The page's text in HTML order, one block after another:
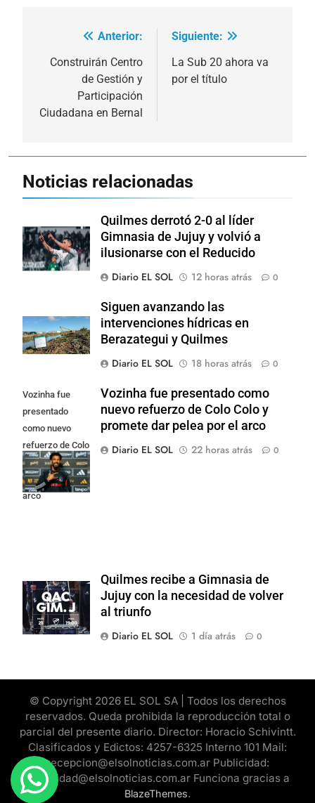
Navegación
de
entradas
Anterior:
Construirán Centro
de Gestión y
Participación
Ciudadana en Bernal
Siguiente:
La Sub 20 ahora va
por el título
Noticias relacionadas
Quilmes derrotó 2-0 al líder
Gimnasia de Jujuy y volvió a
ilusionarse con el Reducido
Diario EL SOL
12 horas atrás 0
Siguen avanzando las
intervenciones hídricas en
Berazategui y Quilmes
Diario EL SOL
18 horas atrás 0
Vozinha fue
presentado
como nuevo
refuerzo de Colo
Colo y promete
dar pelea por el
arco
Vozinha fue presentado como
nuevo refuerzo de Colo Colo y
promete dar pelea por el arco
Diario EL SOL
22 horas atrás 0
Quilmes recibe a Gimnasia de
Jujuy con la necesidad de volver
al triunfo
Diario EL SOL
1 día atrás 0
© Copyright 2026 EL SOL SA | Todos los derechos
reservados. Queda prohibida la reproducción total o
parcial del presente diario. Director: Horacio Schivintt.
Clasificados y Edictos: 4257-6325 Interno 101 Mail:
recepcion@elsolnoticias.com.ar Publicidad:
publicidad@elsolnoticias.com.ar Funciona gracias a
BlazeThemes.